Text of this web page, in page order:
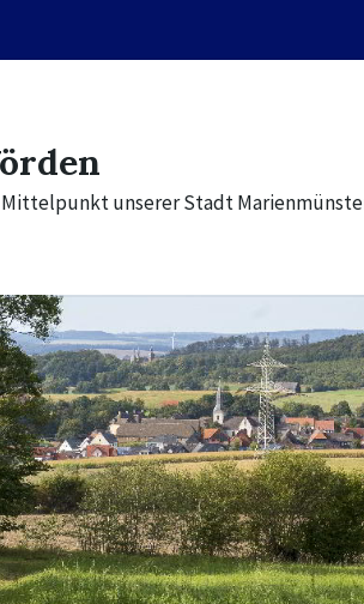
unserer Stadt